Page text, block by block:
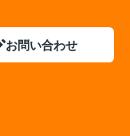
お問い合わせ